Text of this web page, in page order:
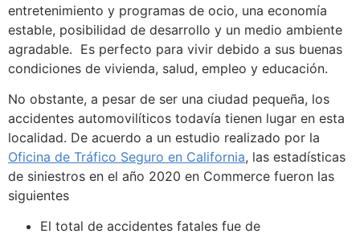
entretenimiento y programas de ocio, una economía
estable, posibilidad de desarrollo y un medio ambiente
agradable. Es perfecto para vivir debido a sus buenas
condiciones de vivienda, salud, empleo y educación.
No obstante, a pesar de ser una ciudad pequeña, los
accidentes automovilíticos todavía tienen lugar en esta
localidad. De acuerdo a un estudio realizado por la
Oficina de Tráfico Seguro en California, las estadísticas
de siniestros en el año 2020 en Commerce fueron las
siguientes
El total de accidentes fatales fue de